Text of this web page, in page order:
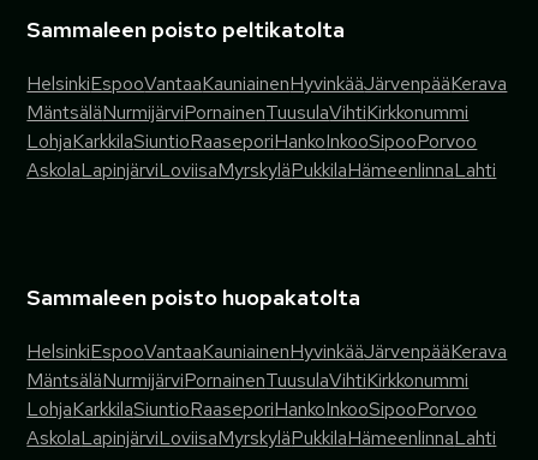
Sammaleen poisto peltikatolta
HelsinkiEspooVantaaKauniainenHyvinkääJärvenpääKerava
MäntsäläNurmijärviPornainenTuusulaVihtiKirkkonummi
LohjaKarkkilaSiuntioRaaseporiHankoInkooSipooPorvoo
AskolaLapinjärviLoviisaMyrskyläPukkilaHämeenlinnaLahti
Sammaleen poisto huopakatolta
HelsinkiEspooVantaaKauniainenHyvinkääJärvenpääKerava
MäntsäläNurmijärviPornainenTuusulaVihtiKirkkonummi
LohjaKarkkilaSiuntioRaaseporiHankoInkooSipooPorvoo
AskolaLapinjärviLoviisaMyrskyläPukkilaHämeenlinnaLahti